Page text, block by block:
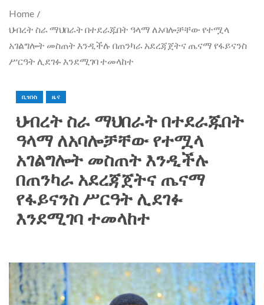
Home
ህብረት ስራ ማህበራት በተደራጁበት ዓላማ ለአባሎቻቸው የተሟላ
አገልግሎት መስጠት እንዲችሉ በጠንካራ አደረጃጀትና ጤናማ የፋይናንስ
ሥርዓት ሊደገፉ እንደሚገባ ተመላከተ
ቢዝነስ ዜና
ህብረት ስራ ማህበራት በተደራጁበት
ዓላማ ለአባሎቻቸው የተሟላ
አገልግሎት መስጠት እንዲችሉ
በጠንካራ አደረጃጀትና ጤናማ
የፋይናንስ ሥርዓት ሊደገፉ
እንደሚገባ ተመላከተ